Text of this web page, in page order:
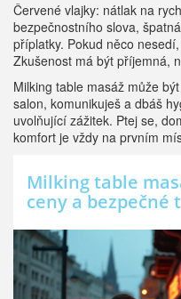
Červené vlajky: nátlak na
bezpečnostního slova,
příplatky. Pokud něco
Zkušenost má být příjemná,
Milking table masáž může
salon, komunikuješ a dbáš
uvolňující zážitek. Ptej se,
komfort je vždy na prvním
Milking table
ceny a bezpečné